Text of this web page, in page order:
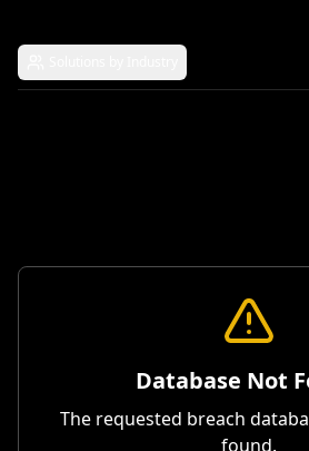
Database Not
The requested breach
found.